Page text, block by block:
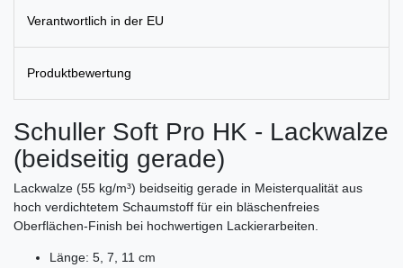
Verantwortlich in der EU
Produktbewertung
Schuller Soft Pro HK - Lackwalze
(beidseitig gerade)
Lackwalze (55 kg/m³) beidseitig gerade in Meisterqualität aus
hoch verdichtetem Schaumstoff für ein bläschenfreies
Oberflächen-Finish bei hochwertigen Lackierarbeiten.
Länge: 5, 7, 11 cm